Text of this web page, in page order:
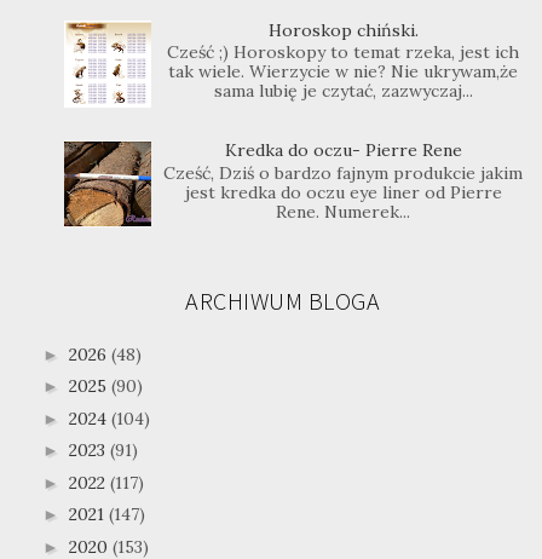
Horoskop chiński.
Cześć ;) Horoskopy to temat rzeka, jest ich
tak wiele. Wierzycie w nie? Nie ukrywam,że
sama lubię je czytać, zazwyczaj...
Kredka do oczu- Pierre Rene
Cześć, Dziś o bardzo fajnym produkcie jakim
jest kredka do oczu eye liner od Pierre
Rene. Numerek...
ARCHIWUM BLOGA
► 2026 (48)
► 2025 (90)
► 2024 (104)
► 2023 (91)
► 2022 (117)
► 2021 (147)
► 2020 (153)